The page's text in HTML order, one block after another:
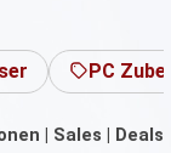
PC
| Sales | Deals